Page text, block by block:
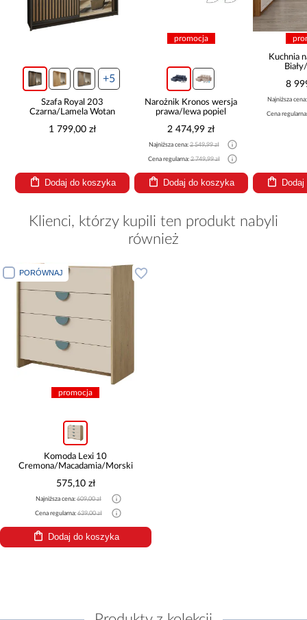
+5
Szafa Royal 203
Czarna/Lamela Wotan
1 799,00 zł
Dodaj do koszyka
promocja
Narożnik Kronos wersja
prawa/lewa popiel
2 474,99 zł
Najniższa cena:2 549,99 zł
Cena regularna:2 749,99 zł
Dodaj do koszyka
Kuchnia
8
Najniższa
Cena
Klienci, którzy kupili ten produkt nabyli
również
PORÓWNAJ
promocja
Komoda Lexi 10
Cremona/Macadamia/Morski
575,10 zł
Najniższa cena:609,00 zł
Cena regularna:639,00 zł
Dodaj do koszyka